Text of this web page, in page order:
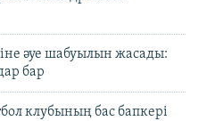
әуе шабуылын жасады:
бар
клубының бас бапкері